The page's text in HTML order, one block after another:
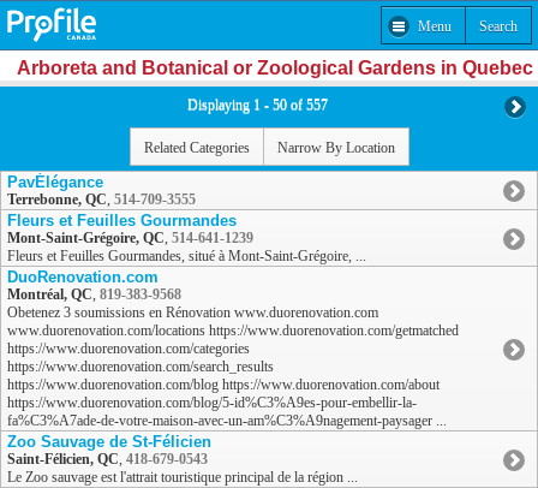
Menu Search
Arboreta and Botanical or Zoological Gardens in Quebec
Displaying 1 - 50 of 557
Related Categories Narrow By Location
PavÉlégance
Terrebonne, QC, 514-709-3555
Fleurs et Feuilles Gourmandes
Mont-Saint-Grégoire, QC, 514-641-1239
Fleurs et Feuilles Gourmandes, situé à Mont-Saint-Grégoire, ...
DuoRenovation.com
Montréal, QC, 819-383-9568
Obetenez 3 soumissions en Rénovation www.duorenovation.com
www.duorenovation.com/locations https://www.duorenovation.com/getmatched
https://www.duorenovation.com/categories
https://www.duorenovation.com/search_results
https://www.duorenovation.com/blog https://www.duorenovation.com/about
https://www.duorenovation.com/blog/5-id%C3%A9es-pour-embellir-la-
fa%C3%A7ade-de-votre-maison-avec-un-am%C3%A9nagement-paysager ...
Zoo Sauvage de St-Félicien
Saint-Félicien, QC, 418-679-0543
Le Zoo sauvage est l'attrait touristique principal de la région ...